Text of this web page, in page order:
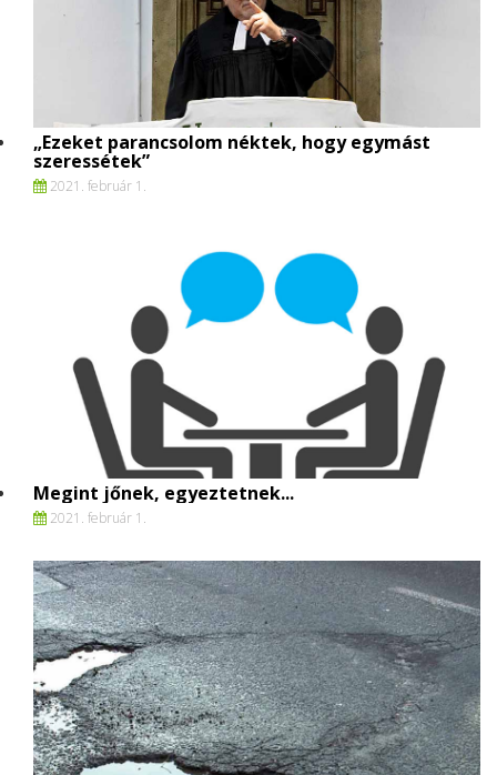
„Ezeket parancsolom néktek, hogy egymást
szeressétek”
2021. február 1.
Megint jőnek, egyeztetnek...
2021. február 1.